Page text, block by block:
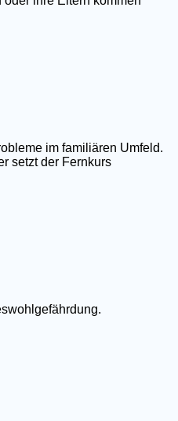
im familiären Umfeld.
setzt der Fernkurs